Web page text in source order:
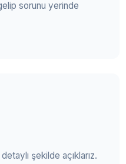
sorunu yerinde
şekilde açıklarız.